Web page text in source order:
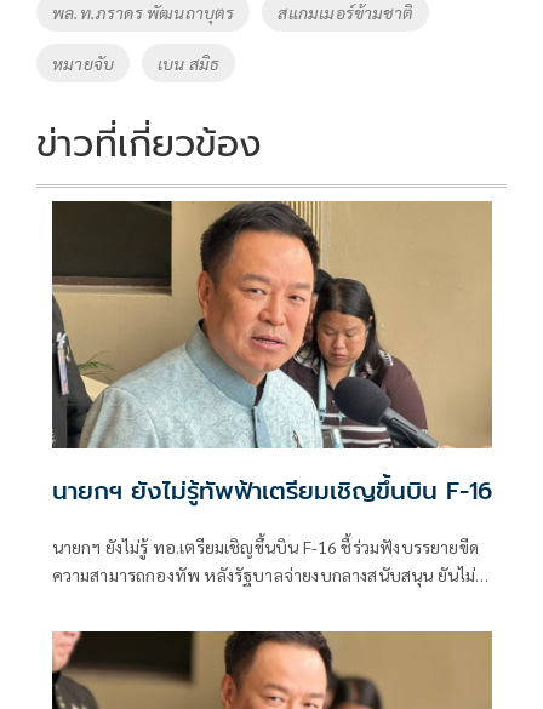
พล.ท.ภราดร พัฒนถาบุตร สแกมเมอร์ข้ามชาติ
หมายจับ เบน สมิธ
ข่าวที่เกี่ยวข้อง
นายกฯ ยังไม่รู้ทัพฟ้าเตรียมเชิญขึ้นบิน F-16
นายกฯ ยังไม่รู้ ทอ.เตรียมเชิญขึ้นบิน F-16 ชี้ร่วมฟังบรรยายขีด
ความสามารถกองทัพ หลังรัฐบาลจ่ายงบกลางสนับสนุน ยันไม่